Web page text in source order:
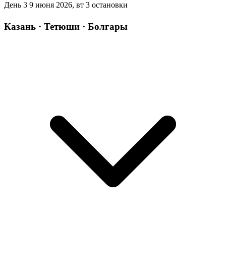
День 3 9 июня 2026, вт 3 остановки
Казань · Тетюши · Болгары